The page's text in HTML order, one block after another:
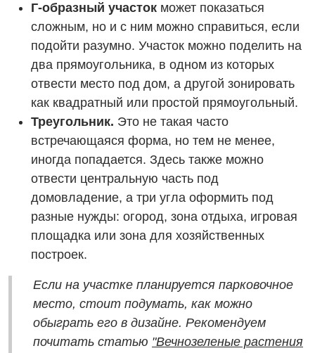
Г-образный участок может показаться
сложным, но и с ним можно справиться, если
подойти разумно. Участок можно поделить на
два прямоугольника, в одном из которых
отвести место под дом, а другой зонировать
как квадратный или простой прямоугольный.
Треугольник. Это не такая часто
встречающаяся форма, но тем не менее,
иногда попадается. Здесь также можно
отвести центральную часть под
домовладение, а три угла оформить под
разные нужды: огород, зона отдыха, игровая
площадка или зона для хозяйственных
построек.
Если на участке планируется парковочное
место, стоит подумать, как можно
обыграть его в дизайне. Рекомендуем
почитать статью "Вечнозеленые растения